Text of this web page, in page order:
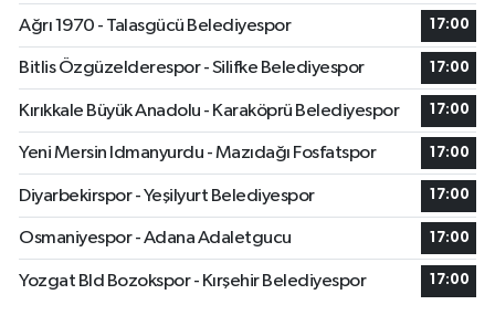
Ağrı 1970 - Talasgücü Belediyespor 17:00
Bitlis Özgüzelderespor - Silifke Belediyespor 17:00
Kırıkkale Büyük Anadolu - Karaköprü Belediyespor 17:00
Yeni Mersin Idmanyurdu - Mazıdağı Fosfatspor 17:00
Diyarbekirspor - Yeşilyurt Belediyespor 17:00
Osmaniyespor - Adana Adaletgucu 17:00
Yozgat Bld Bozokspor - Kırşehir Belediyespor 17:00